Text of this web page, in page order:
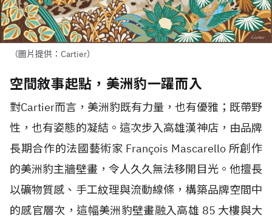
（圖片提供：Cartier）
空間敘事起點，美洲豹一躍而入
對Cartier而言，美洲豹既有力量，也有優雅；既帶野
性，也有姿態的凝結。這次步入高雄漢神店，由品牌
長期合作的法國藝術家 François Mascarello 所創作
的美洲豹主牆壁畫，令人久久無法移開目光。他擅長
以礦物質感、手工紋理與流動線條，構築品牌空間中
的感官層次，這幅美洲豹壁畫融入高雄 85 大樓與大